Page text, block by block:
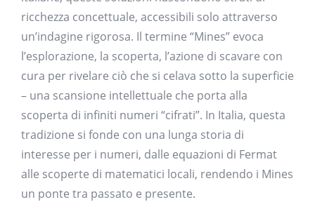
ricchezza concettuale, accessibili solo attraverso
un’indagine rigorosa. Il termine “Mines” evoca
l’esplorazione, la scoperta, l’azione di scavare con
cura per rivelare ciò che si celava sotto la superficie
– una scansione intellettuale che porta alla
scoperta di infiniti numeri “cifrati”. In Italia, questa
tradizione si fonde con una lunga storia di
interesse per i numeri, dalle equazioni di Fermat
alle scoperte di matematici locali, rendendo i Mines
un ponte tra passato e presente.